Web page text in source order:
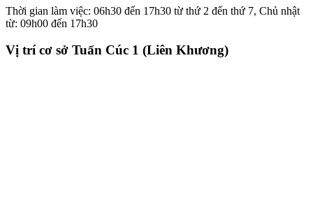
Thời gian làm việc: 06h30 đến 17h30 từ thứ 2 đến thứ 7, Chủ nhật
từ: 09h00 đến 17h30
Vị trí cơ sở Tuấn Cúc 1 (Liên Khương)